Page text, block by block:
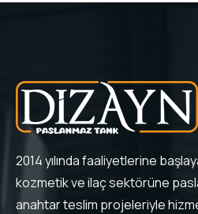
2014 yılında faaliyetlerine
kozmetik ve ilaç sektörüne
anahtar teslim projeleriyle